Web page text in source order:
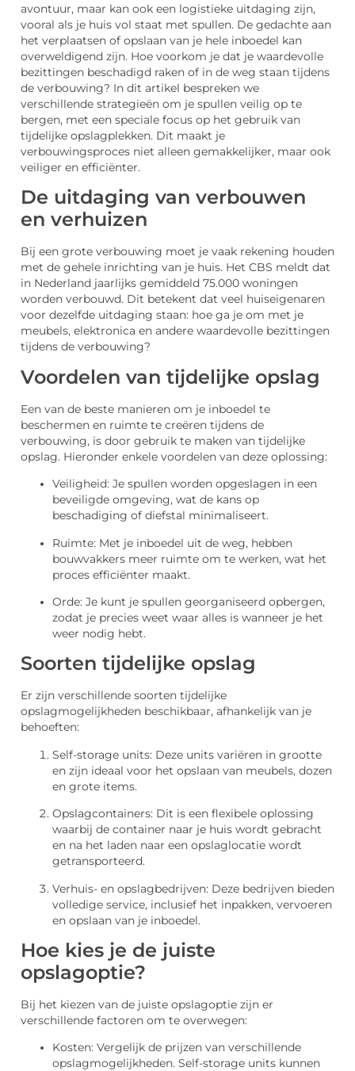
avontuur, maar kan ook een logistieke uitdaging zijn,
vooral als je huis vol staat met spullen. De gedachte aan
het verplaatsen of opslaan van je hele inboedel kan
overweldigend zijn. Hoe voorkom je dat je waardevolle
bezittingen beschadigd raken of in de weg staan tijdens
de verbouwing? In dit artikel bespreken we
verschillende strategieën om je spullen veilig op te
bergen, met een speciale focus op het gebruik van
tijdelijke opslagplekken. Dit maakt je
verbouwingsproces niet alleen gemakkelijker, maar ook
veiliger en efficiënter.
De uitdaging van verbouwen
en verhuizen
Bij een grote verbouwing moet je vaak rekening houden
met de gehele inrichting van je huis. Het CBS meldt dat
in Nederland jaarlijks gemiddeld 75.000 woningen
worden verbouwd. Dit betekent dat veel huiseigenaren
voor dezelfde uitdaging staan: hoe ga je om met je
meubels, elektronica en andere waardevolle bezittingen
tijdens de verbouwing?
Voordelen van tijdelijke opslag
Een van de beste manieren om je inboedel te
beschermen en ruimte te creëren tijdens de
verbouwing, is door gebruik te maken van tijdelijke
opslag. Hieronder enkele voordelen van deze oplossing:
Veiligheid: Je spullen worden opgeslagen in een
beveiligde omgeving, wat de kans op
beschadiging of diefstal minimaliseert.
Ruimte: Met je inboedel uit de weg, hebben
bouwvakkers meer ruimte om te werken, wat het
proces efficiënter maakt.
Orde: Je kunt je spullen georganiseerd opbergen,
zodat je precies weet waar alles is wanneer je het
weer nodig hebt.
Soorten tijdelijke opslag
Er zijn verschillende soorten tijdelijke
opslagmogelijkheden beschikbaar, afhankelijk van je
behoeften:
Self-storage units: Deze units variëren in grootte
en zijn ideaal voor het opslaan van meubels, dozen
en grote items.
Opslagcontainers: Dit is een flexibele oplossing
waarbij de container naar je huis wordt gebracht
en na het laden naar een opslaglocatie wordt
getransporteerd.
Verhuis- en opslagbedrijven: Deze bedrijven bieden
volledige service, inclusief het inpakken, vervoeren
en opslaan van je inboedel.
Hoe kies je de juiste
opslagoptie?
Bij het kiezen van de juiste opslagoptie zijn er
verschillende factoren om te overwegen:
Kosten: Vergelijk de prijzen van verschillende
opslagmogelijkheden. Self-storage units kunnen